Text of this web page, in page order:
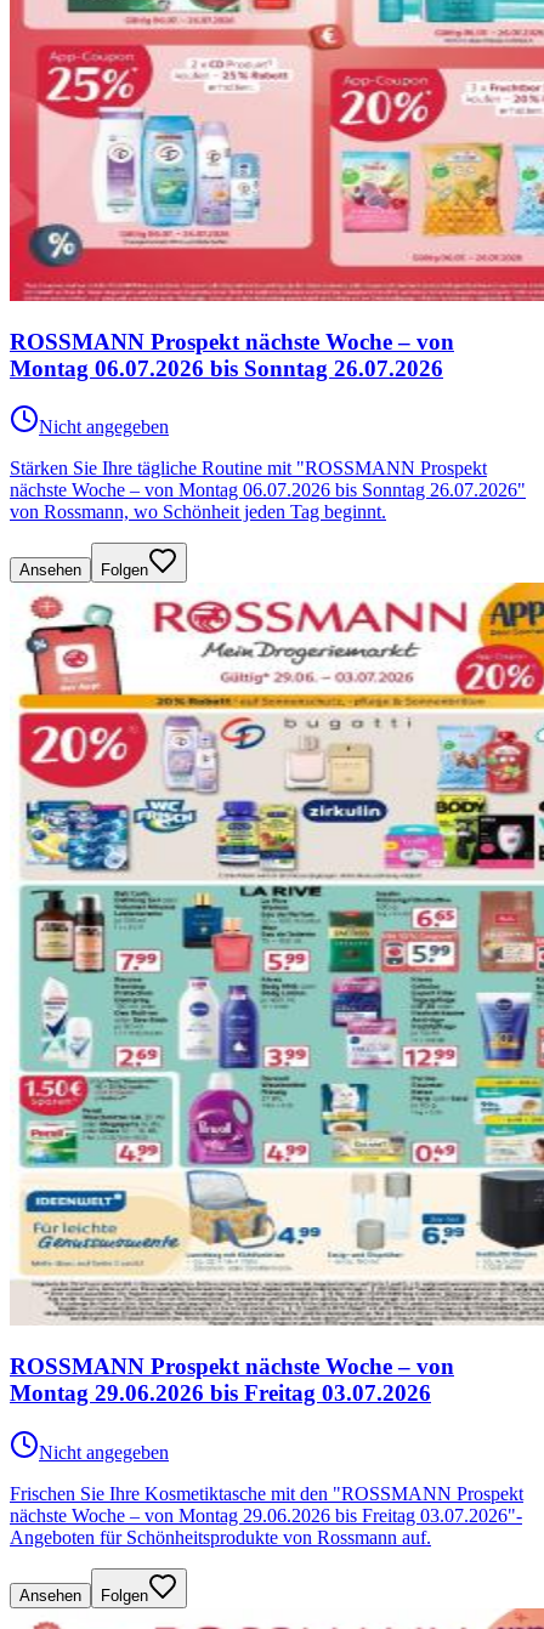
ROSSMANN Prospekt nächste Woche – von
Montag 06.07.2026 bis Sonntag 26.07.2026
Nicht angegeben
Stärken Sie Ihre tägliche Routine mit "ROSSMANN Prospekt
nächste Woche – von Montag 06.07.2026 bis Sonntag 26.07.2026"
von Rossmann, wo Schönheit jeden Tag beginnt.
Ansehen Folgen
ROSSMANN Prospekt nächste Woche – von
Montag 29.06.2026 bis Freitag 03.07.2026
Nicht angegeben
Frischen Sie Ihre Kosmetiktasche mit den "ROSSMANN Prospekt
nächste Woche – von Montag 29.06.2026 bis Freitag 03.07.2026"-
Angeboten für Schönheitsprodukte von Rossmann auf.
Ansehen Folgen